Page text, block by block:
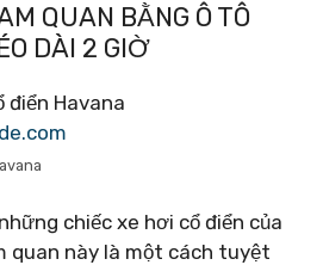
QUAN BẰNG Ô TÔ
DÀI 2 GIỜ
chiếc xe hơi cổ điển của
quan này là một cách tuyệt